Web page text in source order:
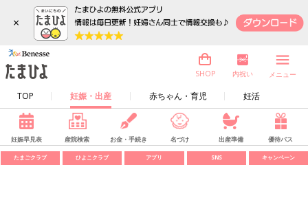
×
TOP 妊娠・出産 赤ちゃん・育児 妊活
SHOP 内祝い メニュー
妊娠早見表 産院検索 お金・手続き 名づけ 出産準備 優待パス
たまごクラブ ひよこクラブ アプリ SNS キャンペーン